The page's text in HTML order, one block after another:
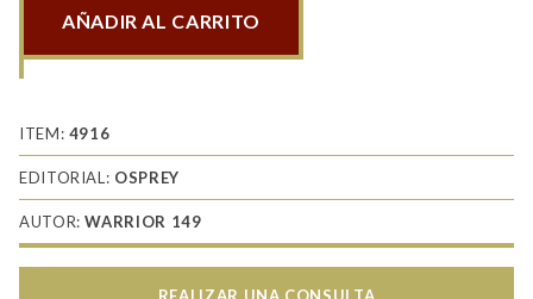
soldier
43
cantidad
AÑADIR AL CARRITO
ITEM: 4916
EDITORIAL: OSPREY
AUTOR:WARRIOR 149